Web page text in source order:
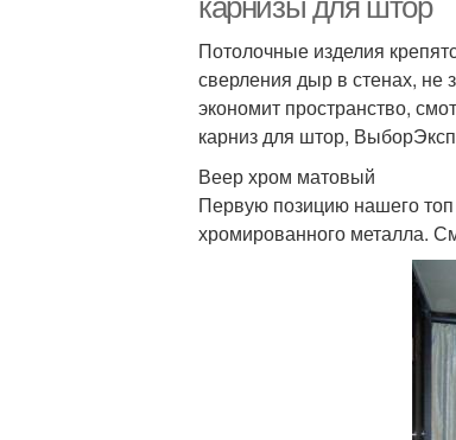
карнизы для штор
Потолочные изделия
сверления дыр в стенах, не
экономит пространство,
карниз для штор,
Веер хром матовый
Первую позицию нашего топ
хромированного металла.